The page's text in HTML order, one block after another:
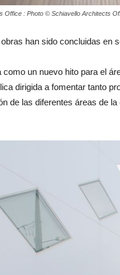
Office : Photo © Schiavello Architects
han sido concluidas en
un nuevo hito para el
dirigida a fomentar tanto
de las diferentes áreas de